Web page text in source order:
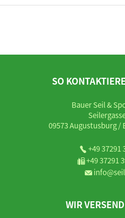
SO
Bauer Seil &
09573 Augustusburg /
+49 37291
+49 37291
WIR